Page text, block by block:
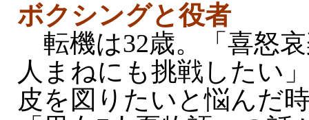
ボクシングと役者
転機は32歳。「喜怒
人まねにも挑戦したい
皮を図りたいと悩んだ